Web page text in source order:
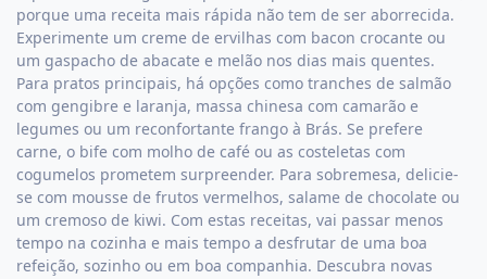
porque uma receita mais rápida não tem de ser aborrecida.
Experimente um creme de ervilhas com bacon crocante ou
um gaspacho de abacate e melão nos dias mais quentes.
Para pratos principais, há opções como tranches de salmão
com gengibre e laranja, massa chinesa com camarão e
legumes ou um reconfortante frango à Brás. Se prefere
carne, o bife com molho de café ou as costeletas com
cogumelos prometem surpreender. Para sobremesa, delicie-
se com mousse de frutos vermelhos, salame de chocolate ou
um cremoso de kiwi. Com estas receitas, vai passar menos
tempo na cozinha e mais tempo a desfrutar de uma boa
refeição, sozinho ou em boa companhia. Descubra novas